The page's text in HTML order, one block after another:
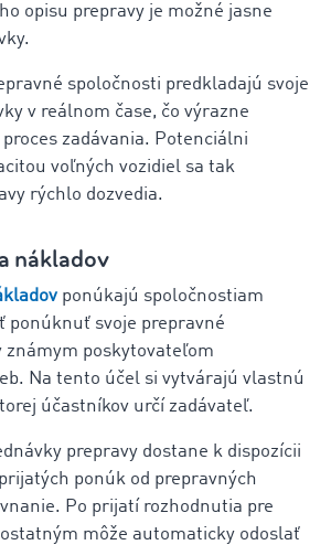
opisu prepravy je možné jasne
spoločnosti predkladajú svoje
v reálnom čase, čo výrazne
zadávania. Potenciálni
voľných vozidiel sa tak
rýchlo dozvedia.
nákladov
ponúkajú spoločnostiam
ponúknuť svoje prepravné
známym poskytovateľom
Na tento účel si vytvárajú vlastnú
účastníkov určí zadávateľ.
prepravy dostane k dispozícii
ponúk od prepravných
Po prijatí rozhodnutia pre
môže automaticky odoslať